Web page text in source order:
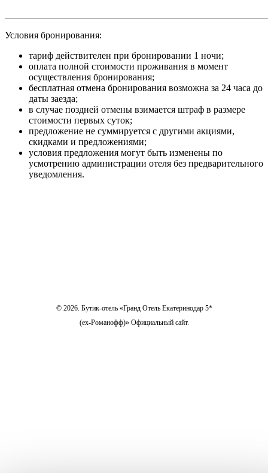
Условия бронирования:
тариф действителен при бронировании 1 ночи;
оплата полной стоимости проживания в момент
осуществления бронирования;
бесплатная отмена бронирования возможна за 24 часа до
даты заезда;
в случае поздней отмены взимается штраф в размере
стоимости первых суток;
предложение не суммируется с другими акциями,
скидками и предложениями;
условия предложения могут быть изменены по
усмотрению администрации отеля без предварительного
уведомления.
© 2026. Бутик-отель «Гранд Отель Екатеринодар 5*
(ex-Романофф)» Официальный сайт.